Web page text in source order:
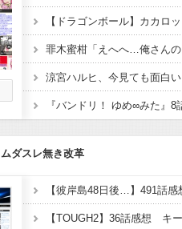
涼宮ハルヒ、今見ても面白い
ムダスレ無き改革